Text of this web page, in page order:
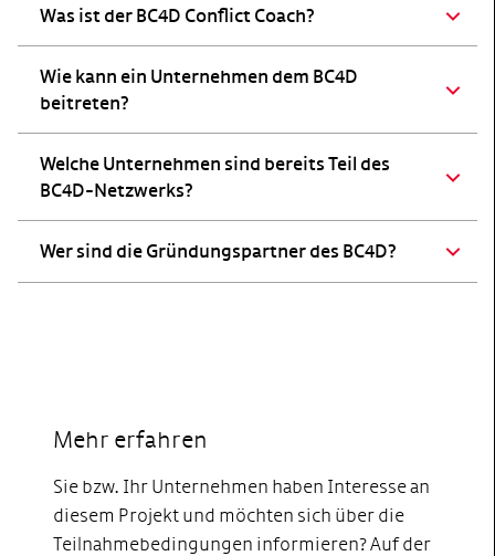
Was ist der BC4D Conflict Coach?
Wie kann ein Unternehmen dem BC4D
beitreten?
Welche Unternehmen sind bereits Teil des
BC4D-Netzwerks?
Wer sind die Gründungspartner des BC4D?
Mehr erfahren
Sie bzw. Ihr Unternehmen haben Interesse an
diesem Projekt und möchten sich über die
Teilnahmebedingungen informieren? Auf der